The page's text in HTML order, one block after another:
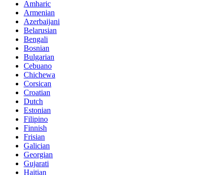
Amharic
Armenian
Azerbaijani
Belarusian
Bengali
Bosnian
Bulgarian
Cebuano
Chichewa
Corsican
Croatian
Dutch
Estonian
Filipino
Finnish
Frisian
Galician
Georgian
Gujarati
Haitian